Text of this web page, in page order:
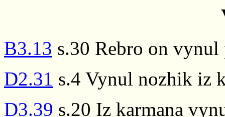
B3.13 s.30 Rebro on
D2.31 s.4 Vynul nozhik iz
D3.39 s.20 Iz karmana